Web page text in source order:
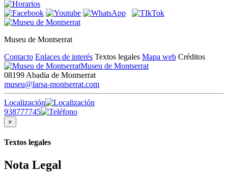
Museu de Montserrat
Contacto Enlaces de interés Textos legales Mapa web Créditos
Museu de Montserrat
08199 Abadia de Montserrat
museu@larsa-montserrat.com
Localización
938777745
×
Textos legales
Nota Legal